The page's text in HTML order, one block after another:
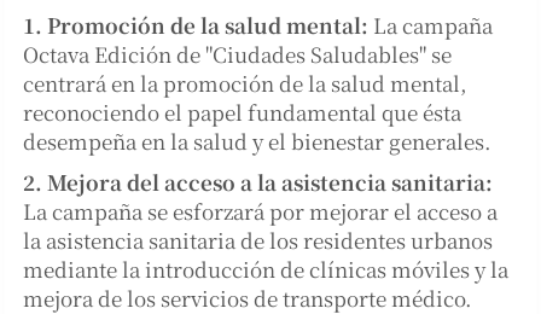
1. Promoción de la salud mental: La campaña
Octava Edición de "Ciudades Saludables" se
centrará en la promoción de la salud mental,
reconociendo el papel fundamental que ésta
desempeña en la salud y el bienestar generales.
2. Mejora del acceso a la asistencia sanitaria:
La campaña se esforzará por mejorar el acceso a
la asistencia sanitaria de los residentes urbanos
mediante la introducción de clínicas móviles y la
mejora de los servicios de transporte médico.